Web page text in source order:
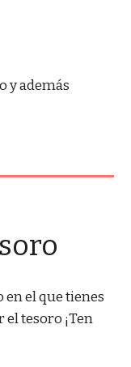
y además
en el que tienes
tesoro ¡Ten